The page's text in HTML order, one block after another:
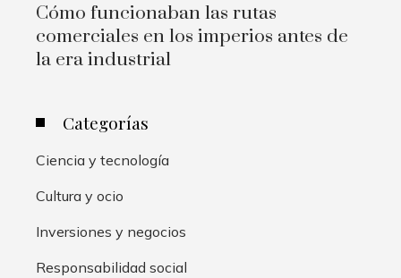
Cómo funcionaban las rutas
comerciales en los imperios antes de
la era industrial
Categorías
Ciencia y tecnología
Cultura y ocio
Inversiones y negocios
Responsabilidad social